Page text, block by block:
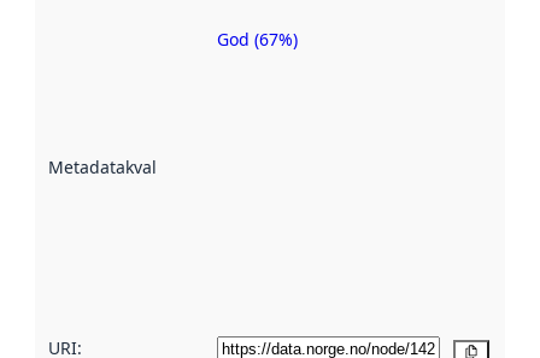
Metadatakvalitet
Metadatakvalitet
God (67%)
URI: